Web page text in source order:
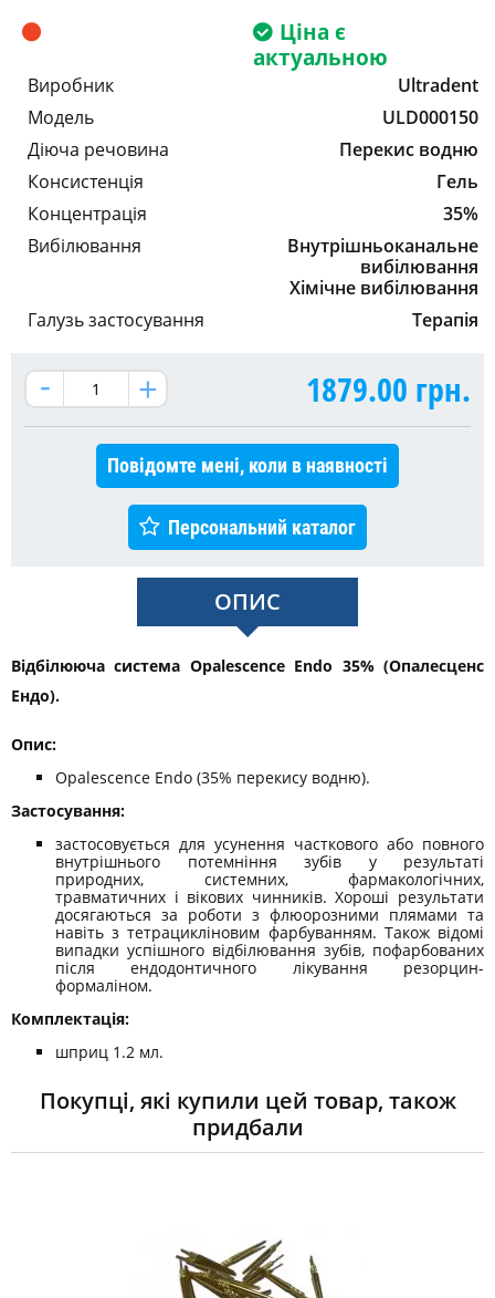
Ціна є
актуальною
Виробник
Ultradent
Модель
ULD000150
Діюча речовина
Перекис водню
Консистенція
Гель
Концентрація
35%
Вибілювання
Внутрішньоканальне
вибілювання
Хімічне вибілювання
Галузь застосування
Терапія
1879.00 грн.
Повідомте мені, коли в наявності
Персональний каталог
ОПИС
Відбілююча система Opalescence Endo 35% (Опалесценс
Ендо).
Опис:
Opalescence Endo (35% перекису водню).
Застосування:
застосовується для усунення часткового або повного
внутрішнього потемніння зубів у результаті
природних, системних, фармакологічних,
травматичних і вікових чинників. Хороші результати
досягаються за роботи з флюорозними плямами та
навіть з тетрацикліновим фарбуванням. Також відомі
випадки успішного відбілювання зубів, пофарбованих
після ендодонтичного лікування резорцин-
формаліном.
Комплектація:
шприц 1.2 мл.
Покупці, які купили цей товар, також
придбали